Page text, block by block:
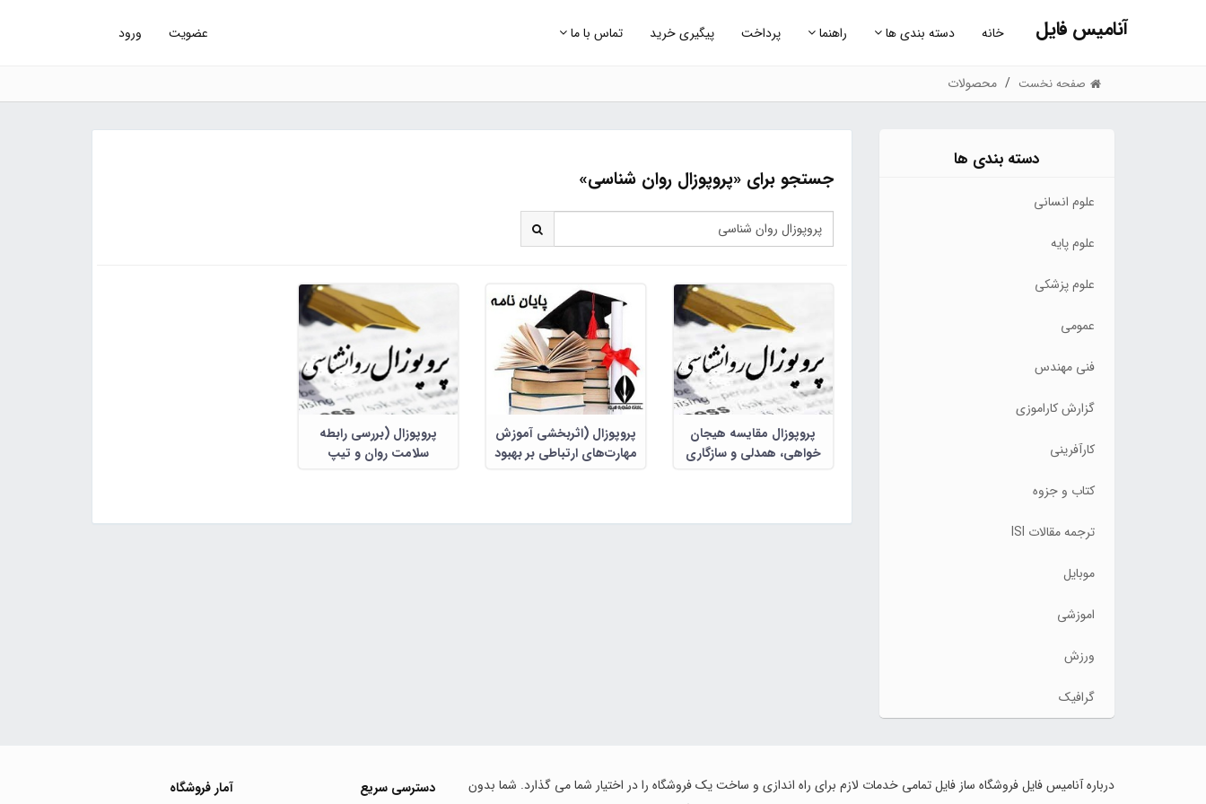
آنامیس فایل خانه دسته بندی ها راهنما پرداخت پیگیری خرید تماس با ما عضویت ورود
صفحه نخست محصولات
دسته بندی ها
علوم انسانی
علوم پایه
علوم پزشکی
عمومی
فنی مهندس
گزارش کاراموزی
کارآفرینی
کتاب و جزوه
ترجمه مقالات ISI
موبایل
اموزشی
ورزش
گرافیک
جستجو برای «پروپوزال روان شناسی»
پروپوزال مقایسه هیجان
خواهی، همدلی و سازگاری
پروپوزال (اثربخشی آموزش
مهارت‌های ارتباطی بر بهبود
پروپوزال (بررسی رابطه
سلامت روان و تیپ
درباره آنامیس فایل فروشگاه ساز فایل تمامی خدمات لازم برای راه اندازی و ساخت یک فروشگاه را در اختیار شما می گذارد. شما بدون
دسترسی سریع آمار فروشگاه